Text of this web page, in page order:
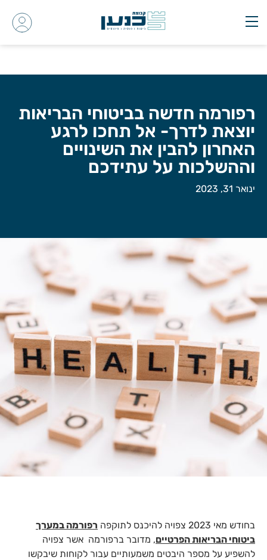
רפורמה חדשה בביטוחי הבריאות
יוצאת לדרך- אל תחכו לרגע
האחרון להבין את השינויים
וההשלכות על עתידכם
ינואר 31, 2023
בחודש מאי 2023 צפויה להיכנס לתוקפה
רפורמה במערך
ביטוחי הבריאות הפרטיים, מדובר ברפורמה אשר צפויה
להשפיע על מספר היבטים משמעותיים עבור לקוחות שיבקשו